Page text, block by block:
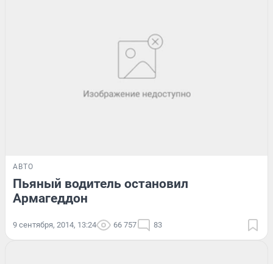
АВТО
Пьяный водитель остановил
Армагеддон
9 сентября, 2014, 13:24 66 757 83